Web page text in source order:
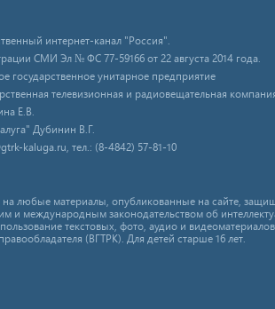
интернет-канал "Россия".
СМИ Эл № ФС 77-59166 от 22 августа 2014 года.
государственное унитарное предприятие
телевизионная и радиовещательная
Е.В.
Дубинин В.Г.
kaluga.ru, тел.: (8-4842) 57-81-10
на любые материалы, опубликованные на сайте,
и международным законодательством об
текстовых, фото, аудио и
(ВГТРК). Для детей старше 16 лет.